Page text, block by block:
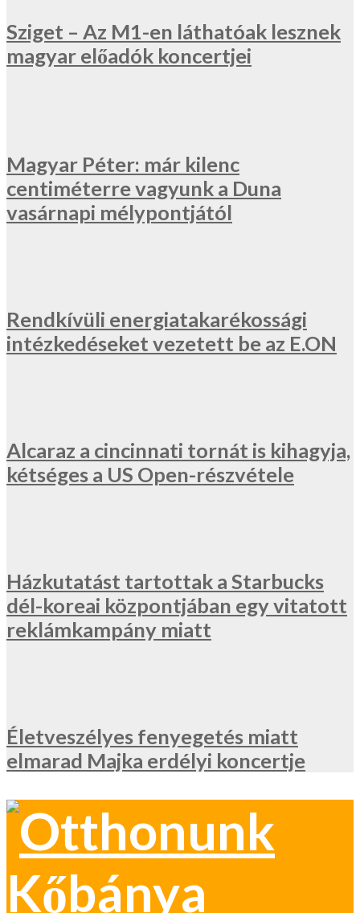
Sziget – Az M1-en láthatóak lesznek
magyar előadók koncertjei
Magyar Péter: már kilenc
centiméterre vagyunk a Duna
vasárnapi mélypontjától
Rendkívüli energiatakarékossági
intézkedéseket vezetett be az E.ON
Alcaraz a cincinnati tornát is kihagyja,
kétséges a US Open-részvétele
Házkutatást tartottak a Starbucks
dél-koreai központjában egy vitatott
reklámkampány miatt
Életveszélyes fenyegetés miatt
elmarad Majka erdélyi koncertje